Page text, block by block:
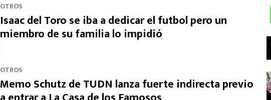
OTROS
Isaac del Toro se iba a dedicar el futbol pero un
miembro de su familia lo impidió
OTROS
Memo Schutz de TUDN lanza fuerte indirecta previo